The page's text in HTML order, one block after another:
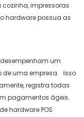
impressoras
hardware possua as
desempenham um
uma empresa. Isso
registra todas
pagamentos ágeis.
hardware POS